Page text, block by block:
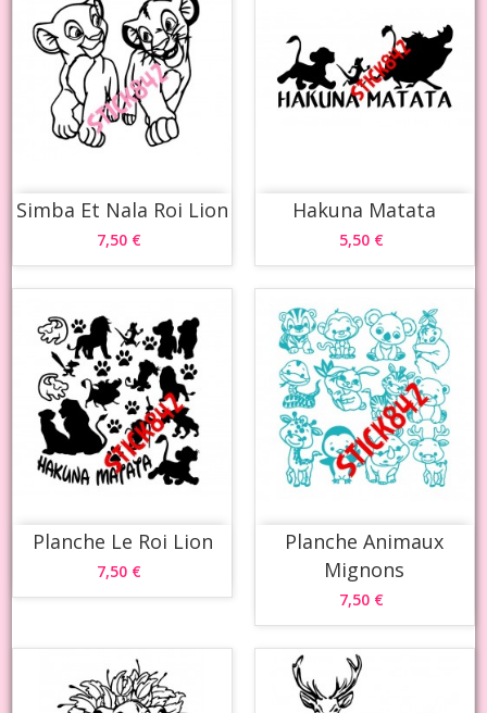
Simba Et Nala Roi Lion
7,50 €
Hakuna Matata
5,50 €
Planche Le Roi Lion
7,50 €
Planche Animaux
Mignons
7,50 €